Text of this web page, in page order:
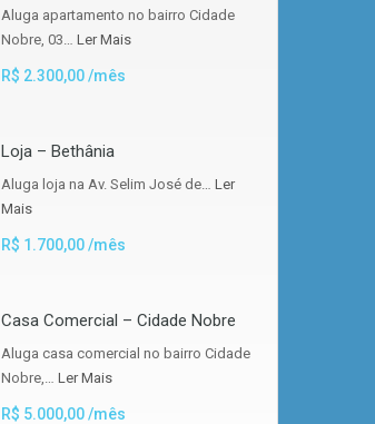
Aluga apartamento no bairro Cidade
Nobre, 03… Ler Mais
R$ 2.300,00 /mês
Loja – Bethânia
Aluga loja na Av. Selim José de… Ler
Mais
R$ 1.700,00 /mês
Casa Comercial – Cidade Nobre
Aluga casa comercial no bairro Cidade
Nobre,… Ler Mais
R$ 5.000,00 /mês